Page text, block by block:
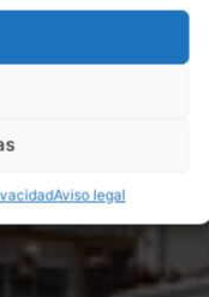
Aviso legal